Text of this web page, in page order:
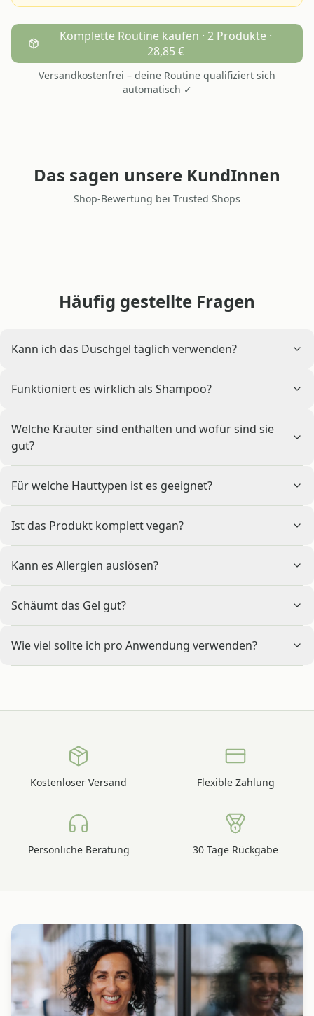
Komplette Routine kaufen · 2 Produkte ·
28,85 €
Versandkostenfrei – deine Routine qualifiziert sich
automatisch ✓
Das sagen unsere KundInnen
Shop-Bewertung bei Trusted Shops
Häufig gestellte Fragen
Kann ich das Duschgel täglich verwenden?
Funktioniert es wirklich als Shampoo?
Welche Kräuter sind enthalten und wofür sind sie
gut?
Für welche Hauttypen ist es geeignet?
Ist das Produkt komplett vegan?
Kann es Allergien auslösen?
Schäumt das Gel gut?
Wie viel sollte ich pro Anwendung verwenden?
Kostenloser Versand Flexible Zahlung
Persönliche Beratung 30 Tage Rückgabe